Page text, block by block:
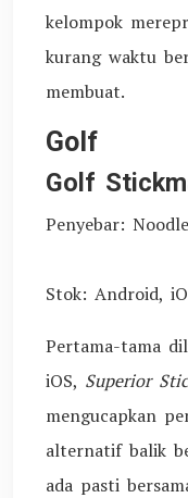
kelompok
kurang waktu
membuat.
Golf
Golf
Penyebar:
Stok: Android,
Pertama-tama
iOS, Superior
mengucapkan
alternatif balik
ada pasti